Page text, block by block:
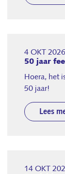
4 OKT 2026
50 jaar
Hoera, het
50 jaar!
Lees
14 OKT